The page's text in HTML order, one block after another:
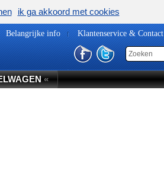
Belangrijke info Klantenservice & Contact
«
ik ga akkoord met cookies